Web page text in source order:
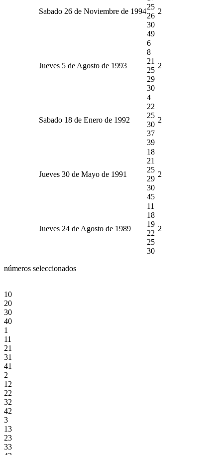
Sabado 26 de Noviembre de 1994
25
26
30
49
2
Jueves 5 de Agosto de 1993
6
8
21
25
29
30
2
Sabado 18 de Enero de 1992
4
22
25
30
37
39
2
Jueves 30 de Mayo de 1991
18
21
25
29
30
45
2
Jueves 24 de Agosto de 1989
11
18
19
22
25
30
2
números seleccionados
10
20
30
40
1
11
21
31
41
2
12
22
32
42
3
13
23
33